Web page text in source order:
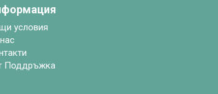
условия
Поддръжка